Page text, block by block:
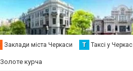
Заклади міста Черкаси Т Таксі у
Золоте курча